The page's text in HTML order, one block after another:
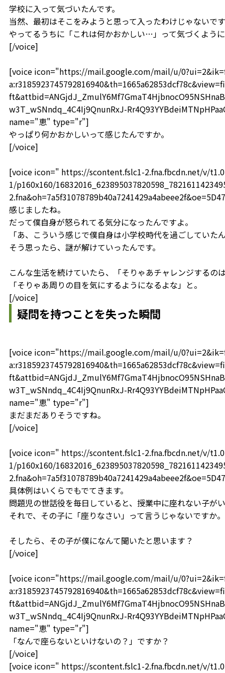
学校に入って気づいたんです。
当然、最初はそこをみようと思って入ったわけじゃないで
やってるうちに「これは何かおかしい…」って気づくよう
[/voice]
[voice icon="https://mail.google.com/mail/u/
w3T_wSNndq_4C4Ij9QnunRxJ-
name="恵" type="r"]
やっぱり何かおかしいって感じたんですか。
[/voice]
[voice icon=" https://scontent.fslc1-2.fna.fbcdn.net/v/
1/p160x160/
感じましたね。
だって僕自身が怒られてる気分になったんですよ。
「あ、こういう感じで僕自身は小学校時代を過ごしていた
そう思ったら、謎が解けていったんです。
こんな生活を続けていたら、「そりゃあチャレンジするの
「そりゃあ周りの目を気にするようになるよな」と。
[/voice]
疑問を持つことを失った瞬間
[voice icon="https://mail.google.com/mail/u/
w3T_wSNndq_4C4Ij9QnunRxJ-
name="恵" type="r"]
まだまだありそうですね。
[/voice]
[voice icon=" https://scontent.fslc1-2.fna.fbcdn.net/v/
1/p160x160/
具体例はいくらでもでてきます。
問題児の世話役を毎日していると、授業中に座れない子が
それで、その子に「座りなさい」って言うじゃないですか。
そしたら、その子が僕になんて聞いたと思います？
[/voice]
[voice icon="https://mail.google.com/mail/u/
w3T_wSNndq_4C4Ij9QnunRxJ-
name="恵" type="r"]
「なんで座らないといけないの？」ですか？
[/voice]
[voice icon=" https://scontent.fslc1-2.fna.fbcdn.net/v/